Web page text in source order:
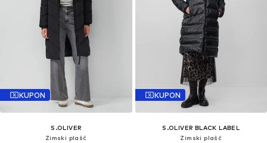
KUPON
S.OLIVER
Zimski plašč
KUPON
S.OLIVER BLACK LABEL
Zimski plašč